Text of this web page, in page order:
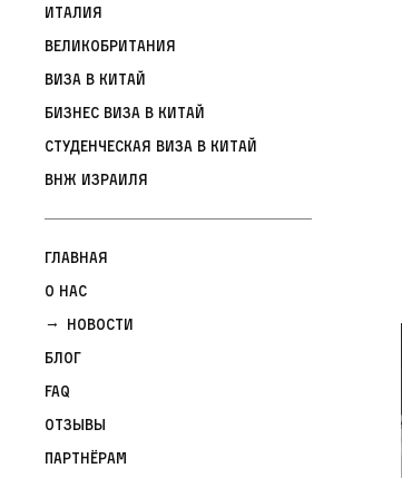
Италия
Великобритания
Виза в Китай
Бизнес виза в Китай
Студенческая виза в Китай
ВНЖ Израиля
Главная
О нас
Новости
Блог
FAQ
Отзывы
Партнёрам